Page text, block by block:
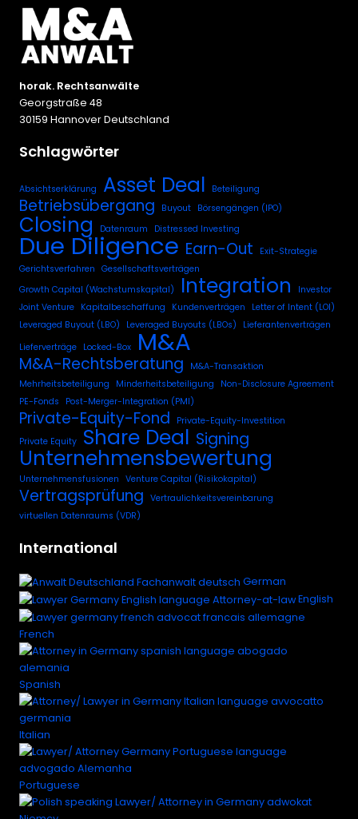
horak. Rechtsanwälte
Georgstraße 48
30159 Hannover Deutschland
Schlagwörter
Absichtserklärung Asset Deal Beteiligung
Betriebsübergang Buyout Börsengängen (IPO)
Closing Datenraum Distressed Investing
Due Diligence Earn-Out
Exit-Strategie
Gerichtsverfahren Gesellschaftsverträgen
Growth Capital (Wachstumskapital)
Integration
Investor
Joint Venture Kapitalbeschaffung Kundenverträgen
Letter of Intent (LOI)
Leveraged Buyout (LBO)
Leveraged Buyouts (LBOs)
Lieferantenverträgen
Lieferverträge Locked-Box M&A
M&A-Rechtsberatung
M&A-Transaktion
Mehrheitsbeteiligung
Minderheitsbeteiligung
Non-Disclosure Agreement
PE-Fonds
Post-Merger-Integration (PMI)
Private-Equity-Fond
Private-Equity-Investition
Private Equity Share Deal Signing
Unternehmensbewertung
Unternehmensfusionen Venture Capital (Risikokapital)
Vertragsprüfung Vertraulichkeitsvereinbarung
virtuellen Datenraums (VDR)
International
German
English
French
Spanish
Italian
Portuguese